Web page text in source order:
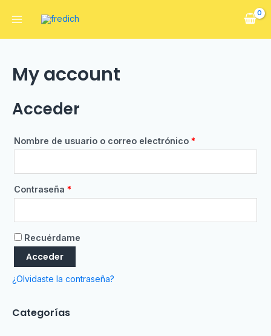
My account
Acceder
Nombre de usuario o correo electrónico *
Contraseña *
Recuérdame
Acceder
¿Olvidaste la contraseña?
Categorías